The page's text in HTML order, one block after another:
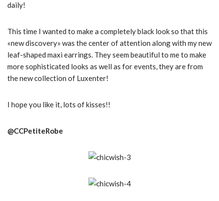
daily!
This time I wanted to make a completely black look so that this
«new discovery» was the center of attention along with my new
leaf-shaped maxi earrings. They seem beautiful to me to make
more sophisticated looks as well as for events, they are from
the new collection of Luxenter!
I hope you like it, lots of kisses!!
@CCPetiteRobe